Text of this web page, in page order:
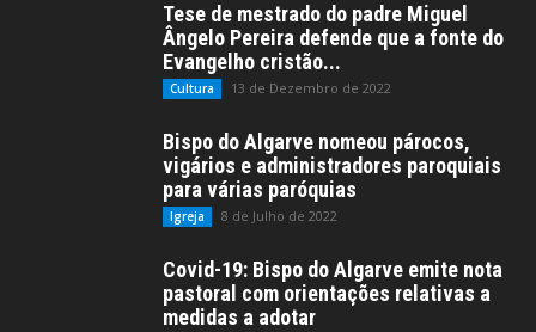
Tese de mestrado do padre Miguel
Ângelo Pereira defende que a fonte do
Evangelho cristão...
Cultura 13 de Dezembro de 2022
Bispo do Algarve nomeou párocos,
vigários e administradores paroquiais
para várias paróquias
Igreja 8 de Julho de 2022
Covid-19: Bispo do Algarve emite nota
pastoral com orientações relativas a
medidas a adotar